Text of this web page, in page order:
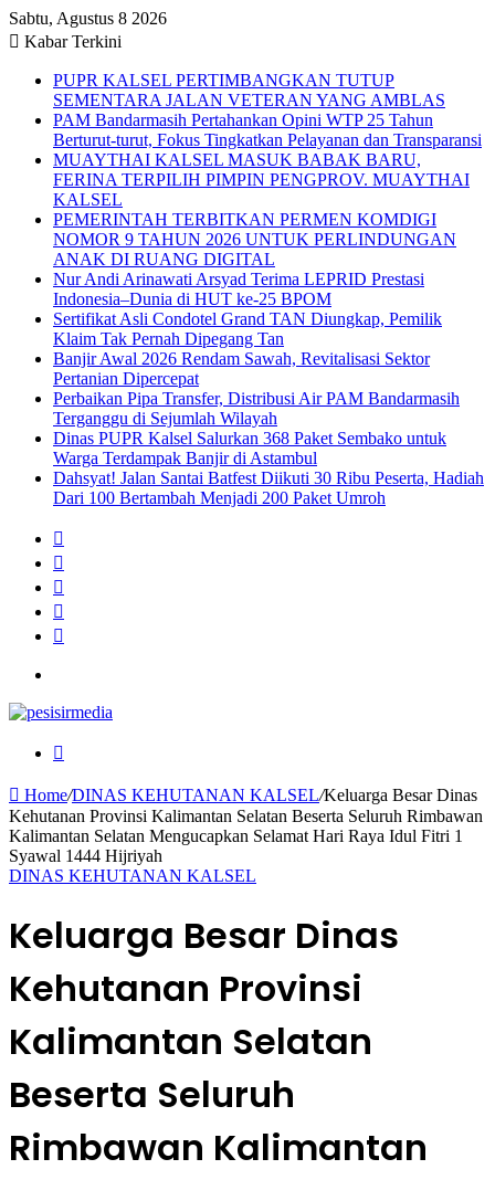
Sabtu, Agustus 8 2026
Kabar Terkini
PUPR KALSEL PERTIMBANGKAN TUTUP
SEMENTARA JALAN VETERAN YANG AMBLAS
PAM Bandarmasih Pertahankan Opini WTP 25 Tahun
Berturut-turut, Fokus Tingkatkan Pelayanan dan Transparansi
MUAYTHAI KALSEL MASUK BABAK BARU,
FERINA TERPILIH PIMPIN PENGPROV. MUAYTHAI
KALSEL
PEMERINTAH TERBITKAN PERMEN KOMDIGI
NOMOR 9 TAHUN 2026 UNTUK PERLINDUNGAN
ANAK DI RUANG DIGITAL
Nur Andi Arinawati Arsyad Terima LEPRID Prestasi
Indonesia–Dunia di HUT ke-25 BPOM
Sertifikat Asli Condotel Grand TAN Diungkap, Pemilik
Klaim Tak Pernah Dipegang Tan
Banjir Awal 2026 Rendam Sawah, Revitalisasi Sektor
Pertanian Dipercepat
Perbaikan Pipa Transfer, Distribusi Air PAM Bandarmasih
Terganggu di Sejumlah Wilayah
Dinas PUPR Kalsel Salurkan 368 Paket Sembako untuk
Warga Terdampak Banjir di Astambul
Dahsyat! Jalan Santai Batfest Diikuti 30 Ribu Peserta, Hadiah
Dari 100 Bertambah Menjadi 200 Paket Umroh
Home/DINAS KEHUTANAN KALSEL/Keluarga Besar Dinas
Kehutanan Provinsi Kalimantan Selatan Beserta Seluruh Rimbawan
Kalimantan Selatan Mengucapkan Selamat Hari Raya Idul Fitri 1
Syawal 1444 Hijriyah
DINAS KEHUTANAN KALSEL
Keluarga Besar Dinas
Kehutanan Provinsi
Kalimantan Selatan
Beserta Seluruh
Rimbawan Kalimantan